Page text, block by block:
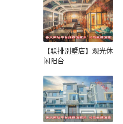
【联排别墅店】观光休
闲阳台